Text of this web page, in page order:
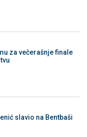
za večerašnje finale
slavio na Bentbaši